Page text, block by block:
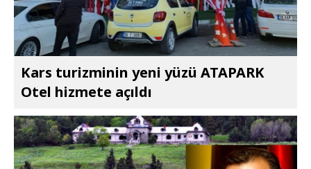
Kars turizminin yeni yüzü ATAPARK
Otel hizmete açıldı